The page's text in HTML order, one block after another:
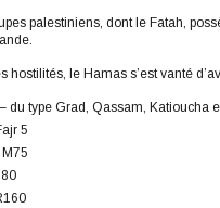
palestiniens, dont le Fatah,
hostilités, le Hamas s’est vanté
du type Grad, Qassam, Katioucha
5